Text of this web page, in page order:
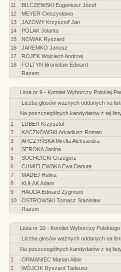
11
BILCZEWSKI Eugeniusz Józef
12
MEYER Cieszysława
13
JAZOWY Krzysztof Jan
14
POLAK Jolanta
15
NOWAK Ryszard
16
JAREMKO Janusz
17
ROJEK Wojciech Andrzej
18
FOLTYN Bronisław Edward
Razem
Lista nr 9 - Komitet Wyborczy Polskiej
Liczba głosów ważnych oddanych na
Na poszczególnych kandydatów z tej
1
LUBER Krzysztof
2
KACZKOWSKI Arkadiusz Roman
3
ARCZYŃSKA Mirella Aleksandra
4
SEROKA Janina
5
SUCHCICKI Grzegorz
6
CHMIELEWSKA Ewa Danuta
7
MADEJ Halina
8
KUŁAK Adam
9
HAUDA Edward Zygmunt
10
OSTROWSKI Tomasz Stanisław
Razem
Lista nr 10 - Komitet Wyborczy
Liczba głosów ważnych oddanych na
Na poszczególnych kandydatów z tej
1
ORMANIEC Marian Albin
2
WÓJCIK Ryszard Tadeusz